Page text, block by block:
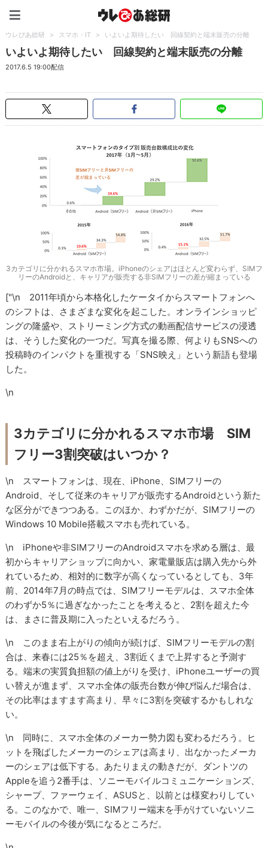
ウレぴあ総研 > スマホ・IT > いよいよ期待したい 回線契約と端末販売の分離
いよいよ期待したい 回線契約と端末販売の分離
2017.6.5 19:00配信
3カテゴリに分かれるスマホ市場。iPhoneのシェアはほとんど変わらず、SIMフ
リーのAndroidと、キャリアが販売する非SIMフリーの差が縮まっている
["\n 2011年頃から本格化したケータイからスマートフォンへ
のシフトは、さまざまな変化を起こした。オンラインショッピ
ングの隆盛や、ストリーミング方式の動画配信サービスの浸透
は、そうした変化の一つだ。写真を撮る際、何よりもSNSへの
投稿時のインパクトを重視する「SNS映え」という新語も登場
した。
\n
3カテゴリに分かれるスマホ市場 SIM
フリー3割突破はいつか？
\n スマートフォンは、現在、iPhone、SIMフリーの
Android、そして従来のキャリアが販売するAndroidという新た
な区分ができつつある。このほか、わずかだが、SIMフリーの
Windows 10 Mobile搭載スマホも売れている。
\n iPhoneや非SIMフリーのAndroidスマホを求める層は、最
初からキャリアショップに向かい、家電量販店は購入先から外
れているため、相対的に数字が高くなっているとしても、3年
前、2014年7月の時点では、SIMフリーモデルは、スマホ全体
のわずか5％に過ぎなかったことを考えると、2割を超えた今
は、まさに普及期に入ったといえるだろう。
\n このまま右上がりの傾向が続けば、SIMフリーモデルの割
合は、来春には25％を超え、3割近くまで上昇すると予測す
る。端末の実質負担額の値上がりを受け、iPhoneユーザーの買
い替えが進まず、スマホ全体の販売台数が伸び悩んだ場合は、
その比率はますます高まり、早々に3割を突破するかもしれな
い。
\n 同時に、スマホ全体のメーカー勢力図も変わるだろう。ヒ
ットを飛ばしたメーカーのシェアは高まり、出なかったメーカ
ーのシェアは低下する。あたりまえの動きだが、ダントツの
Appleを追う2番手は、ソニーモバイルコミュニケーションズ、
シャープ、ファーウェイ、ASUSと、以前とは様変わりしてい
る。このなかで、唯一、SIMフリー端末を手がけていないソニ
ーモバイルの今後が気になるところだ。